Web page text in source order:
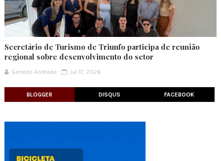
Secretário de Turismo de Triunfo participa de reunião
regional sobre desenvolvimento do setor
Geraldo Andrade Jul 17, 2026
BLOGGER DISQUS FACEBOOK